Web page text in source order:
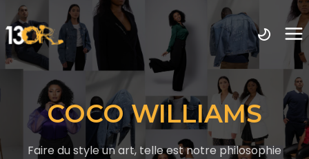
COCO WILLIAMS
Faire du style un art, telle est notre philosophie